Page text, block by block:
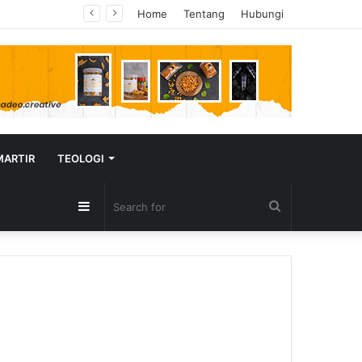
Home Tentang Hubungi
TEOLOGI
for
Sidebar